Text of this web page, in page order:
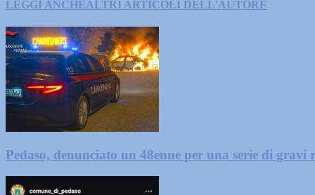
LEGGI ANCHEALTRI ARTICOLI DELL'AUTORE
Pedaso, denunciato un 48enne per una serie di gravi